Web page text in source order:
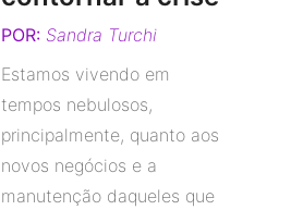
POR: Sandra Turchi
Estamos vivendo em
tempos nebulosos,
principalmente, quanto aos
novos negócios e a
manutenção daqueles que